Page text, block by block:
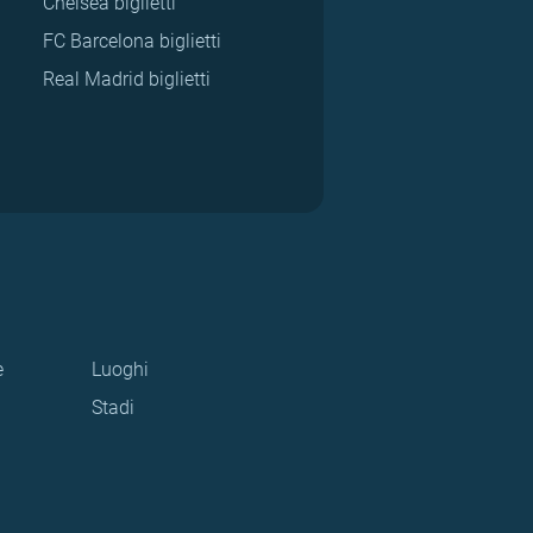
FC Barcelona biglietti
Real Madrid biglietti
Luoghi
Stadi